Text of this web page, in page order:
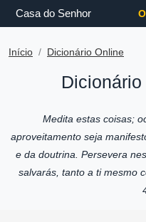
Casa do Senhor
Início Dicionário Online
Medita estas coisas;
aproveitamento seja
e da doutrina. Persevera
salvarás, tanto a ti mesmo